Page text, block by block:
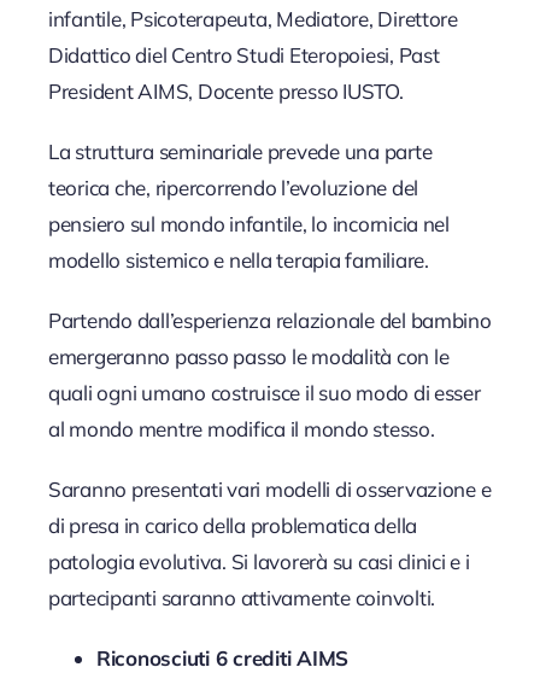
infantile, Psicoterapeuta, Mediatore, Direttore
Didattico diel Centro Studi Eteropoiesi, Past
President AIMS, Docente presso IUSTO.
La struttura seminariale prevede una parte
teorica che, ripercorrendo l’evoluzione del
pensiero sul mondo infantile, lo incornicia nel
modello sistemico e nella terapia familiare.
Partendo dall’esperienza relazionale del bambino
emergeranno passo passo le modalità con le
quali ogni umano costruisce il suo modo di esser
al mondo mentre modifica il mondo stesso.
Saranno presentati vari modelli di osservazione e
di presa in carico della problematica della
patologia evolutiva. Si lavorerà su casi clinici e i
partecipanti saranno attivamente coinvolti.
Riconosciuti 6 crediti AIMS